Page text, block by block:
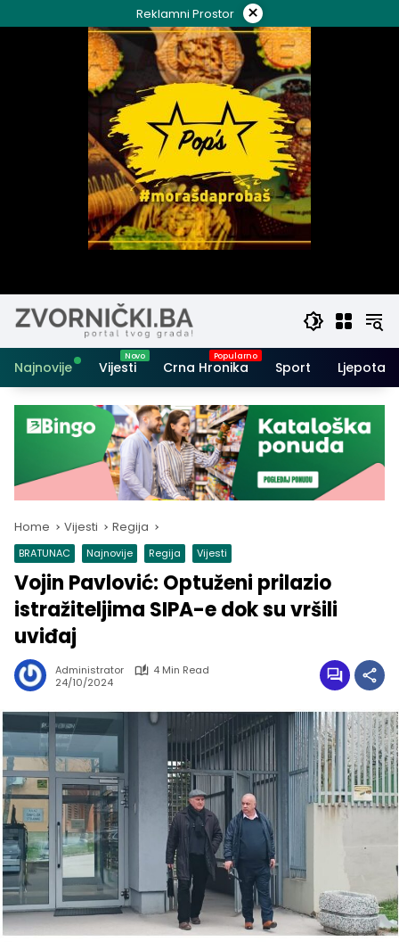
to
Reklamni Prostor ×
Najnovije Vijesti Crna Hronika Sport Ljepota i
Home Vijesti Regija
BRATUNAC Najnovije Regija Vijesti
Vojin Pavlović: Optuženi prilazio
istražiteljima SIPA-e dok su vršili
uviđaj
Administrator
4 Min Read
24/10/2024